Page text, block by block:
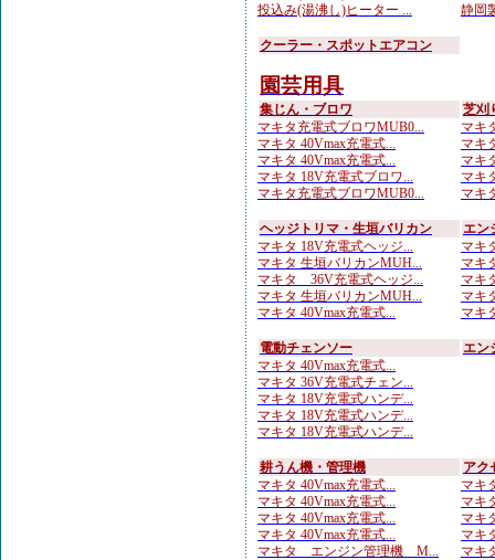
投込み(湯沸し)ヒーター ...
静岡
クーラー・スポットエアコン
園芸用具
集じん・ブロワ
マキタ充電式ブロワMUB0...
マキタ 40Vmax充電式...
マキタ 40Vmax充電式...
マキタ 18V充電式ブロワ...
マキタ充電式ブロワMUB0...
芝刈
マキ
マキ
マキ
マキ
マキ
ヘッジトリマ・生垣バリカン
マキタ 18V充電式ヘッジ...
マキタ 生垣バリカンMUH...
マキタ 36V充電式ヘッジ...
マキタ 生垣バリカンMUH...
マキタ 40Vmax充電式...
エン
マキ
マキ
マキ
マキ
マキ
電動チェンソー
マキタ 40Vmax充電式...
マキタ 36V充電式チェン...
マキタ 18V充電式ハンデ...
マキタ 18V充電式ハンデ...
マキタ 18V充電式ハンデ...
エン
耕うん機・管理機
マキタ 40Vmax充電式...
マキタ 40Vmax充電式...
マキタ 40Vmax充電式...
マキタ 40Vmax充電式...
マキタ エンジン管理機 M...
アク
マキ
マキ
マキ
マキ
マキ